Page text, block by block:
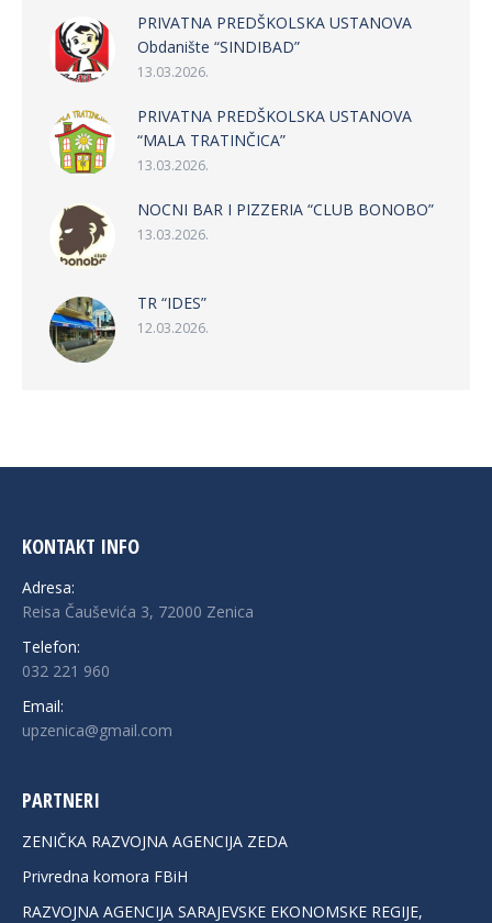
PRIVATNA PREDŠKOLSKA USTANOVA
Obdanište “SINDIBAD”
13.03.2026.
PRIVATNA PREDŠKOLSKA USTANOVA
“MALA TRATINČICA”
13.03.2026.
NOCNI BAR I PIZZERIA “CLUB BONOBO”
13.03.2026.
TR “IDES”
12.03.2026.
KONTAKT INFO
Adresa:
Reisa Čauševića 3, 72000 Zenica
Telefon:
032 221 960
Email:
upzenica@gmail.com
PARTNERI
ZENIČKA RAZVOJNA AGENCIJA ZEDA
Privredna komora FBiH
RAZVOJNA AGENCIJA SARAJEVSKE EKONOMSKE REGIJE,